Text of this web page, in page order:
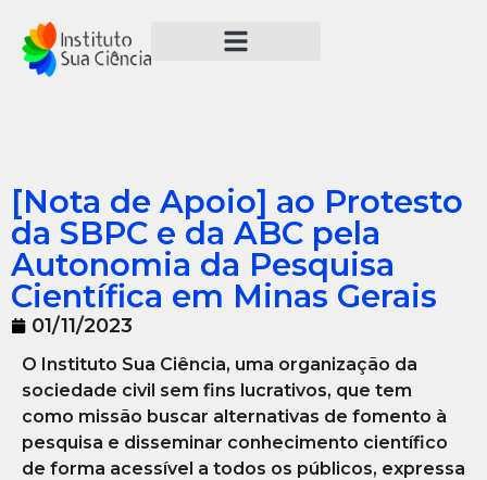
[Nota de Apoio] ao Protesto
da SBPC e da ABC pela
Autonomia da Pesquisa
Científica em Minas Gerais
01/11/2023
O Instituto Sua Ciência, uma organização da
sociedade civil sem fins lucrativos, que tem
como missão buscar alternativas de fomento à
pesquisa e disseminar conhecimento científico
de forma acessível a todos os públicos, expressa